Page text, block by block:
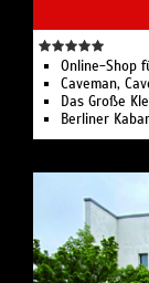
Online-Shop
Caveman,
Das Große
Berliner